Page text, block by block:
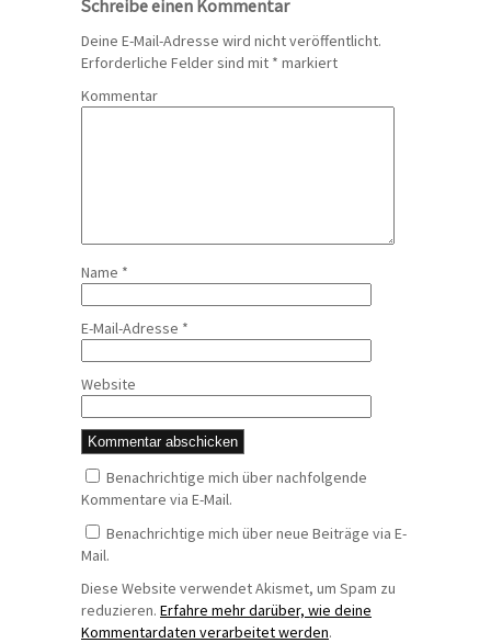
Schreibe einen Kommentar
Deine E-Mail-Adresse wird nicht veröffentlicht.
Erforderliche Felder sind mit * markiert
Kommentar
Name *
E-Mail-Adresse *
Website
Benachrichtige mich über nachfolgende
Kommentare via E-Mail.
Benachrichtige mich über neue Beiträge via E-
Mail.
Diese Website verwendet Akismet, um Spam zu
reduzieren. Erfahre mehr darüber, wie deine
Kommentardaten verarbeitet werden.